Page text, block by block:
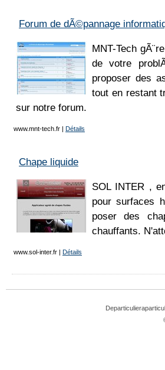
Forum de dÃ©pannage
MNT-Tech
de votre
proposer des
tout en restant
sur notre forum.
www.mnt-tech.fr | Détails
Chape liquide
SOL INTER ,
pour surfaces
poser des
chauffants.
www.sol-inter.fr | Détails